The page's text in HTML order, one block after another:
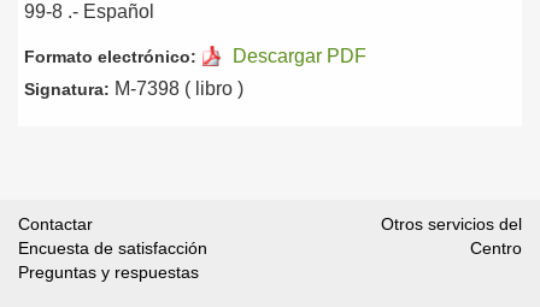
99-8 .- Español
Formato electrónico: Descargar PDF
Signatura: M-7398 ( libro )
Contactar
Encuesta de satisfacción
Preguntas y respuestas
Otros servicios del
Centro